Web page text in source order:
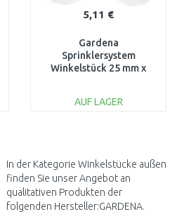
5,11 €
Gardena
Sprinklersystem
Winkelstück 25 mm x
AUF LAGER
Vergleichen
In der Kategorie Winkelstücke außen
finden Sie unser Angebot an
qualitativen Produkten der
folgenden Hersteller:GARDENA.